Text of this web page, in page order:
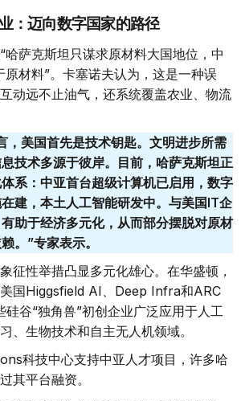
：迈向数字国家的路径
哈萨克斯坦只谋求原材料大国地位，中
材料”。卡塞诺夫认为，这是一种误
动远不止油气，还系统覆盖农业、物流
，美国首先是技术钥匙。文明进步所需
技术多源于彼岸。目前，哈萨克斯坦正
系：中亚首台超级计算机已启用，数字
建，本土人工智能研发中。与美国IT企
助于经济多元化，从而部分摆脱对原材
。”专家表示。
征性举措凸显多元化雄心。在华盛顿，
国Higgsfield AI、Deep Infra和ARC
谷“独角兽”初创企业广泛应用于人工
、生物技术和自主无人机领域。
科技中心支持中亚人才项目，许多哈
其平台融资。